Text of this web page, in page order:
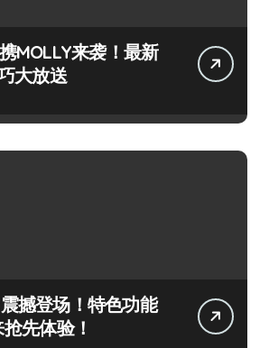
MOLLY来袭！最新
大放送
撼登场！特色功能
先体验！